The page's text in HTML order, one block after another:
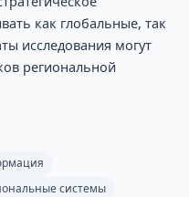
как глобальные, так
исследования могут
региональной
системы